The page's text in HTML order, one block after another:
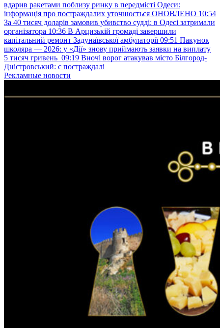
вдарив ракетами поблизу ринку в передмісті Одеси:
інформація про постраждалих уточнюється ОНОВЛЕНО 10:54
За 40 тисяч доларів замовив убивство судді: в Одесі затримали
організатора 10:36 В Арцизькій громаді завершили
капітальний ремонт Задунаївської амбулаторії 09:51 Пакунок
школяра — 2026: у «Дії» знову приймають заявки на виплату
5 тисяч гривень 09:19 Вночі ворог атакував місто Білгород-
Дністровський: є постраждалі
Рекламные новости